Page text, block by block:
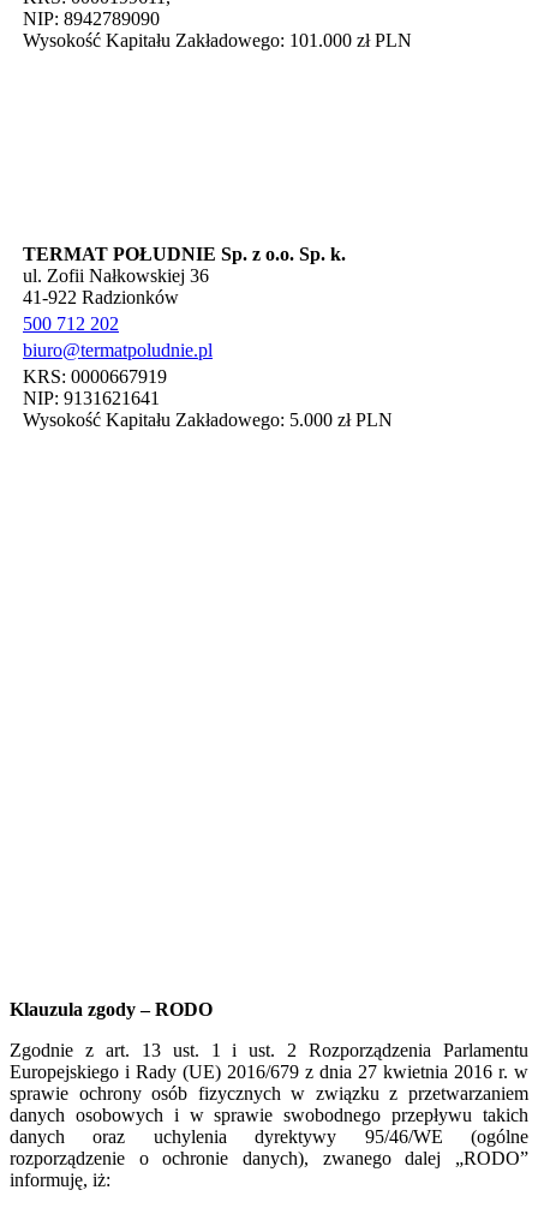
NIP: 8942789090
Wysokość Kapitału Zakładowego: 101.000 zł PLN
TERMAT POŁUDNIE Sp. z o.o. Sp. k.
ul. Zofii Nałkowskiej 36
41-922 Radzionków
500 712 202
biuro@termatpoludnie.pl
KRS: 0000667919
NIP: 9131621641
Wysokość Kapitału Zakładowego: 5.000 zł PLN
Klauzula zgody – RODO
Zgodnie z art. 13 ust. 1 i ust. 2 Rozporządzenia Parlamentu
Europejskiego i Rady (UE) 2016/679 z dnia 27 kwietnia 2016 r. w
sprawie ochrony osób fizycznych w związku z przetwarzaniem
danych osobowych i w sprawie swobodnego przepływu takich
danych oraz uchylenia dyrektywy 95/46/WE (ogólne
rozporządzenie o ochronie danych), zwanego dalej „RODO”
informuję, iż: